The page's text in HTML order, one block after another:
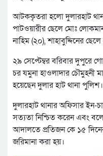
আটককৃতরা হলো দুলারহাট
পাটওয়ারীর ছেলে মোঃ
নাহিম (২০), শাহাবুদ্দিনের
২৯ সেপ্টেম্বর বরিবার দুপুরে
চর যমুনা হাওলাদার চৌমুহনী
হয়েছেন দুলার হাট থানা পুলিশ।
দুলারহাট থানার অফিসার ইন-
সত্যতা নিশ্চিত করেন এবং
আদালতে প্রতিজন কে ১৫
জরিমানা করা হয়।